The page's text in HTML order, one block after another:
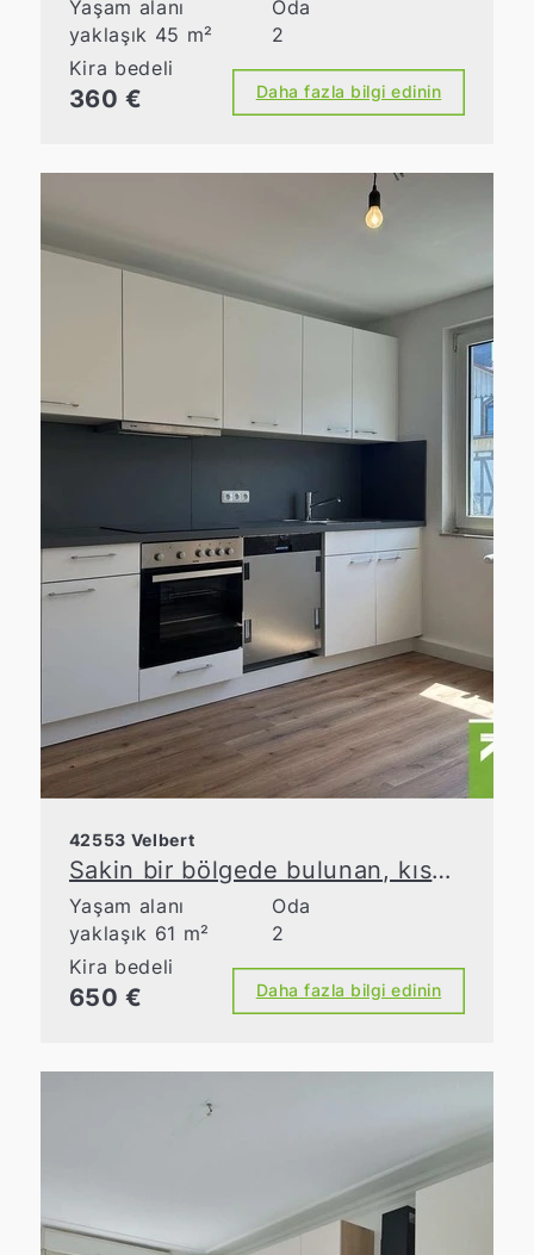
Yaşam alanı
yaklaşık 45 m²
Oda
2
Kira bedeli
360 € Daha fazla bilgi edinin
42553 Velbert
Sakin bir bölgede bulunan, kısmen mobilyalı 2 odalı daire
Yaşam alanı
yaklaşık 61 m²
Oda
2
Kira bedeli
650 € Daha fazla bilgi edinin